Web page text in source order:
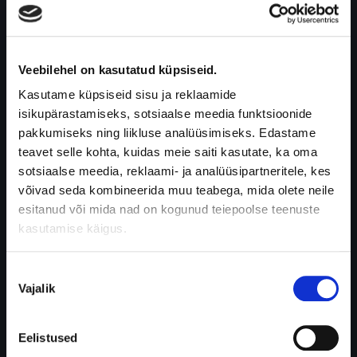
Veebilehel on kasutatud küpsiseid.
Kasutame küpsiseid sisu ja reklaamide
isikupärastamiseks, sotsiaalse meedia funktsioonide
pakkumiseks ning liikluse analüüsimiseks. Edastame
teavet selle kohta, kuidas meie saiti kasutate, ka oma
sotsiaalse meedia, reklaami- ja analüüsipartneritele, kes
võivad seda kombineerida muu teabega, mida olete neile
esitanud või mida nad on kogunud teiepoolse teenuste
kasutamise käigus.
valik
Vajalik
Eelistused
olukorras.
Veekindel
võimaldab
duši
all,
ujuda
ja
treenida
ilma,
et
peaks
lahti
pärast.